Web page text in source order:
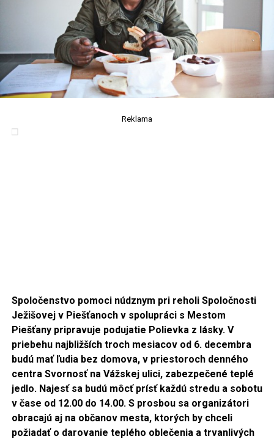
Reklama
Spoločenstvo pomoci núdznym pri reholi Spoločnosti
Ježišovej v Piešťanoch v spolupráci s Mestom
Piešťany pripravuje podujatie Polievka z lásky. V
priebehu najbližších troch mesiacov od 6. decembra
budú mať ľudia bez domova, v priestoroch denného
centra Svornosť na Vážskej ulici, zabezpečené teplé
jedlo. Najesť sa budú môcť prísť každú stredu a sobotu
v čase od 12.00 do 14.00. S prosbou sa organizátori
obracajú aj na občanov mesta, ktorých by chceli
požiadať o darovanie teplého oblečenia a trvanlivých